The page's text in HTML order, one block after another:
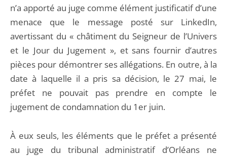
n’a apporté au juge comme élément justificatif d’une
menace que le message posté sur LinkedIn,
avertissant du « châtiment du Seigneur de l’Univers
et le Jour du Jugement », et sans fournir d’autres
pièces pour démontrer ses allégations. En outre, à la
date à laquelle il a pris sa décision, le 27 mai, le
préfet ne pouvait pas prendre en compte le
jugement de condamnation du 1er juin.
À eux seuls, les éléments que le préfet a présenté
au juge du tribunal administratif d’Orléans ne